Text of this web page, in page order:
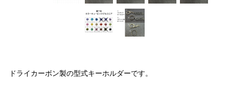
ドライカーボン製の型式キーホルダーです。